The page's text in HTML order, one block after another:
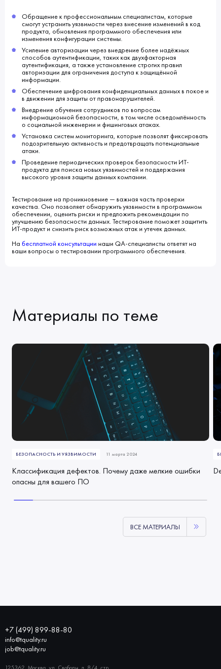
Обращение к профессиональным специалистам, которые
смогут устранить уязвимости через внесение изменений в код
продукта, обновления программного обеспечения или
изменения конфигурации системы.
Усиление авторизации через внедрение более надёжных
способов аутентификации, таких как двухфакторная
аутентификация, а также установление строгих правил
авторизации для ограничения доступа к защищённой
информации.
Обеспечение шифрования конфиденциальных данных в покое и
в движении для защиты от правонарушителей.
Внедрение обучения сотрудников по вопросам
информационной безопасности, в том числе осведомлённость
о социальной инженерии и фишинговых атаках.
Установка систем мониторинга, которые позволят фиксировать
подозрительную активность и предотвращать потенциальные
атаки.
Проведение периодических проверок безопасности ИТ-
продукта для поиска новых уязвимостей и поддержания
высокого уровня защиты данных компании.
Тестирование на проникновение — важная часть проверки
качества. Оно позволяет обнаружить уязвимости в программном
обеспечении, оценить риски и предложить рекомендации по
улучшению безопасности данных. Тестирование поможет защитить
ИТ-продукт и снизить риск возможных атак и утечек данных.
На бесплатной консультации наши QA-специалисты ответят на
ваши вопросы о тестировании программного обеспечения.
Материалы по теме
БЕЗОПАСНОСТЬ И УЯЗВИМОСТИ 11 марта 2024
Классификация дефектов. Почему даже мелкие ошибки
опасны для вашего ПО
ВСЕ МАТЕРИАЛЫ
+7 (499) 899-88-80
info@tquality.ru
job@tquality.ru